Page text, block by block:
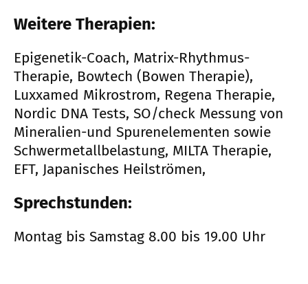
Weitere Therapien:
Epigenetik-Coach, Matrix-Rhythmus-
Therapie, Bowtech (Bowen Therapie),
Luxxamed Mikrostrom, Regena Therapie,
Nordic DNA Tests, SO/check Messung von
Mineralien-und Spurenelementen sowie
Schwermetallbelastung, MILTA Therapie,
EFT, Japanisches Heilströmen,
Sprechstunden:
Montag bis Samstag 8.00 bis 19.00 Uhr